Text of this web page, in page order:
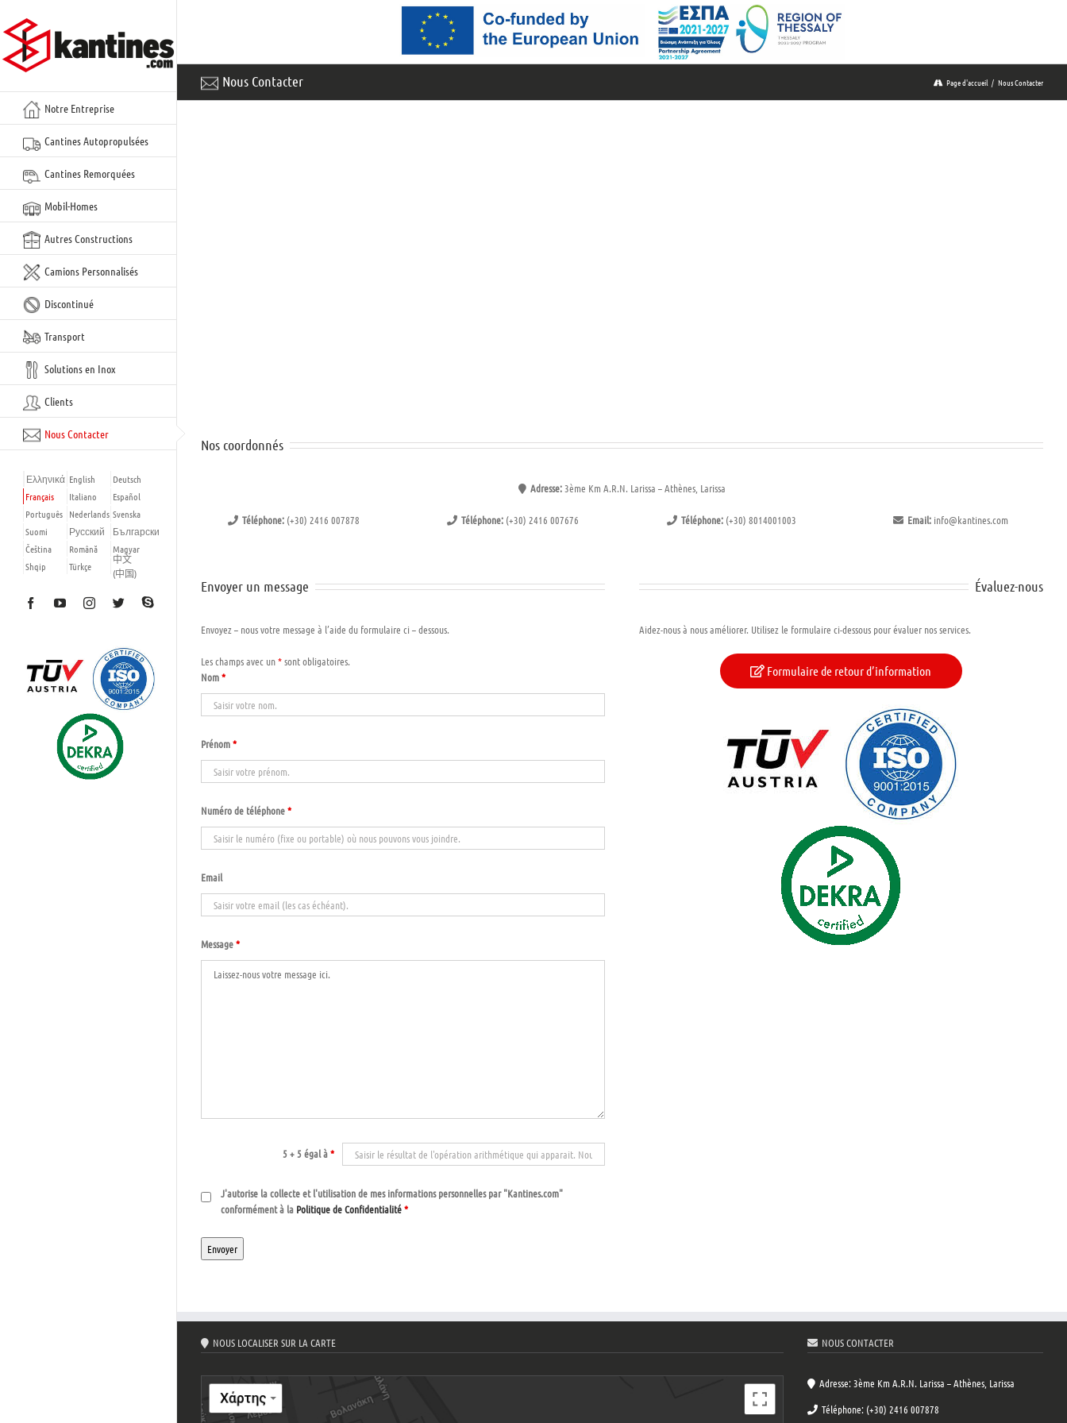
contenu
Notre Entreprise
Cantines Autopropulsées
Cantines Remorquées
Mobil-Homes
Autres Constructions
Camions Personnalisés
Discontinué
Transport
Solutions en Inox
Clients
Nous Contacter
Ελληνικά English
Deutsch
Français
Italiano
Español
Português Nederlands Svenska
Suomi
Русский
Български
Čeština
Română
Magyar
Shqip
Türkçe
中文
(中国)
FacebookYouTubeInstagram
TwitterSkype
Nous Contacter Page d'accueil / Nous Contacter
Nos coordonnés
Adresse: 3ème Km A.R.N. Larissa – Athènes, Larissa
Téléphone:(+30) 2416 007878 Téléphone:(+30) 2416 007676 Téléphone:(+30) 8014001003 Email:info@kantines.com
Envoyer un message
Envoyez – nous votre message à l’aide du formulaire ci – dessous.
Les champs avec un*sont obligatoires.
Nom*
Prénom*
Numéro de téléphone*
Email
Message*
5 + 5 égal à*
J'autorise la collecte et l'utilisation de mes informations personnelles par "Kantines.com"
conformément à la Politique de Confidentialité*
Évaluez-nous
Aidez-nous à nous améliorer. Utilisez le formulaire ci-dessous pour évaluer nos services.
Formulaire de retour d’information
NOUS LOCALISER SUR LA CARTE NOUS CONTACTER
Adresse: 3ème Km A.R.N. Larissa – Athènes, Larissa
Téléphone: (+30) 2416 007878